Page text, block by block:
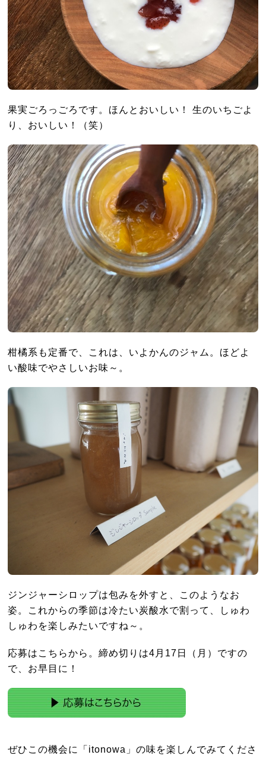
果実ごろっごろです。ほんとおいしい！ 生のいちごよ
り、おいしい！（笑）
柑橘系も定番で、これは、いよかんのジャム。ほどよ
い酸味でやさしいお味～。
ジンジャーシロップは包みを外すと、このようなお
姿。これからの季節は冷たい炭酸水で割って、しゅわ
しゅわを楽しみたいですね～。
応募はこちらから。締め切りは4月17日（月）ですの
で、お早目に！
ぜひこの機会に「itonowa」の味を楽しんでみてくださ